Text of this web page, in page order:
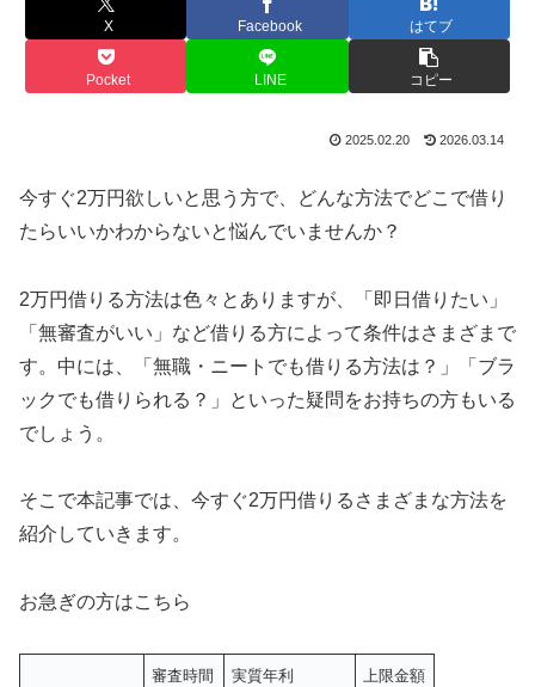
X Facebook はてブ
Pocket LINE コピー
2025.02.20 2026.03.14
今すぐ2万円欲しいと思う方で、どんな方法でどこで借り
たらいいかわからないと悩んでいませんか？
2万円借りる方法は色々とありますが、「即日借りたい」
「無審査がいい」など借りる方によって条件はさまざまで
す。中には、「無職・ニートでも借りる方法は？」「ブラ
ックでも借りられる？」といった疑問をお持ちの方もいる
でしょう。
そこで本記事では、今すぐ2万円借りるさまざまな方法を
紹介していきます。
お急ぎの方はこちら
審査時間 実質年利 上限金額